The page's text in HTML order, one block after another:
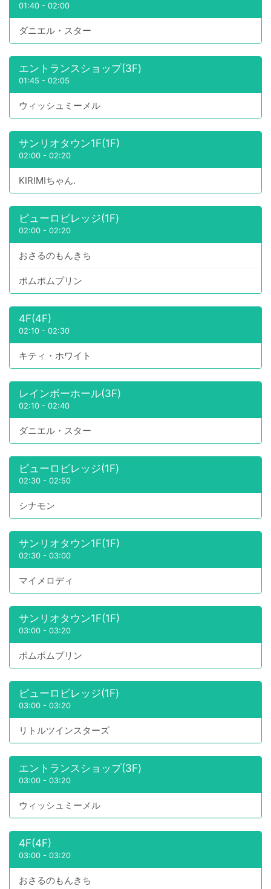
01:40 - 02:00
ダニエル・スター
エントランスショップ(3F)
01:45 - 02:05
ウィッシュミーメル
サンリオタウン1F(1F)
02:00 - 02:20
KIRIMIちゃん.
ピューロビレッジ(1F)
02:00 - 02:20
おさるのもんきち
ポムポムプリン
4F(4F)
02:10 - 02:30
キティ・ホワイト
レインボーホール(3F)
02:10 - 02:40
ダニエル・スター
ピューロビレッジ(1F)
02:30 - 02:50
シナモン
サンリオタウン1F(1F)
02:30 - 03:00
マイメロディ
サンリオタウン1F(1F)
03:00 - 03:20
ポムポムプリン
ピューロビレッジ(1F)
03:00 - 03:20
リトルツインスターズ
エントランスショップ(3F)
03:00 - 03:20
ウィッシュミーメル
4F(4F)
03:00 - 03:20
おさるのもんきち